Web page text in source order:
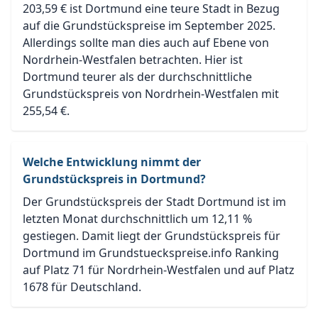
203,59 € ist Dortmund eine teure Stadt in Bezug
auf die Grundstückspreise im September 2025.
Allerdings sollte man dies auch auf Ebene von
Nordrhein-Westfalen betrachten. Hier ist
Dortmund teurer als der durchschnittliche
Grundstückspreis von Nordrhein-Westfalen mit
255,54 €.
Welche Entwicklung nimmt der
Grundstückspreis in Dortmund?
Der Grundstückspreis der Stadt Dortmund ist im
letzten Monat durchschnittlich um 12,11 %
gestiegen. Damit liegt der Grundstückspreis für
Dortmund im Grundstueckspreise.info Ranking
auf Platz 71 für Nordrhein-Westfalen und auf Platz
1678 für Deutschland.